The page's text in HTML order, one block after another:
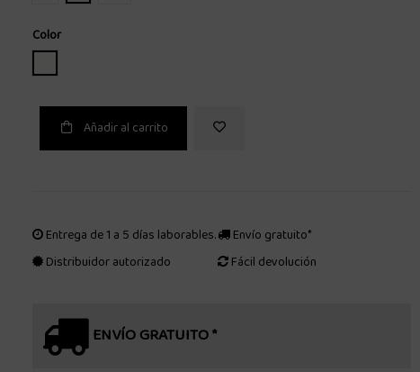
Color
Añadir al carrito
Entrega de 1 a 5 días laborables.
Distribuidor autorizado
Envío gratuito*
Fácil devolución
ENVÍO GRATUITO *